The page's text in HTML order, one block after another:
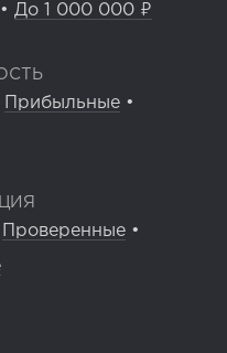
• До 1 000 000 ₽
Прибыльные •
Проверенные •